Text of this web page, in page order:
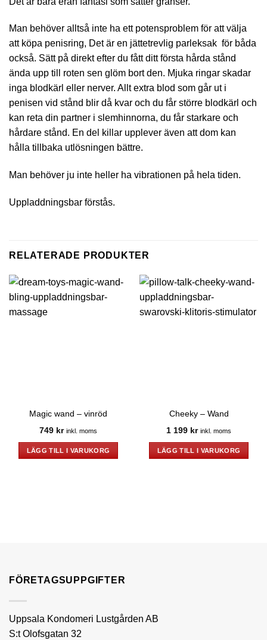
Man behöver alltså inte ha ett potensproblem för att välja
att köpa penisring, Det är en jättetrevlig parleksak för båda
också. Sätt på direkt efter du fått ditt första hårda stånd
ända upp till roten sen glöm bort den. Mjuka ringar skadar
inga blodkärl eller nerver. Allt extra blod som går ut i
penisen vid stånd blir då kvar och du får större blodkärl och
kan reta din partner i slemhinnorna, du får starkare och
hårdare stånd. En del killar upplever även att dom kan
hålla tillbaka utlösningen bättre.
Man behöver ju inte heller ha vibrationen på hela tiden.
Uppladdningsbar förstås.
RELATERADE PRODUKTER
Magic wand – vinröd
749 kr inkl. moms
LÄGG TILL I VARUKORG
Cheeky – Wand
1 199 kr inkl. moms
LÄGG TILL I VARUKORG
FÖRETAGSUPPGIFTER
Uppsala Kondomeri Lustgården AB
S:t Olofsgatan 32